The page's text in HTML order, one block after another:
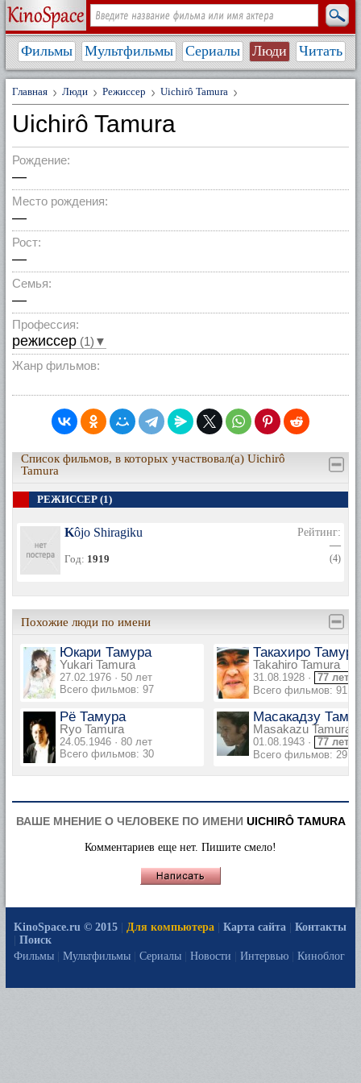
Фильмы Мультфильмы Сериалы Люди Читать
Главная Люди Режиссер Uichirô Tamura
Uichirô Tamura
Рождение:
—
Место рождения:
—
Рост:
—
Семья:
—
Профессия:
режиссер (1)▼
Жанр фильмов:
Список фильмов, в которых участвовал(а) Uichirô
Tamura
РЕЖИССЕР (1)
Kôjo Shiragiku
Год: 1919
Рейтинг:
—
(4)
Похожие люди по имени
Юкари Тамура
Yukari Tamura
27.02.1976 · 50 лет
Всего фильмов: 97
Такахиро Тамура
Takahiro Tamura
31.08.1928 · 77 лет
Всего фильмов: 91
Рё Тамура
Ryo Tamura
24.05.1946 · 80 лет
Всего фильмов: 30
Масакадзу
Masakazu Tamura
01.08.1943 · 77 лет
Всего фильмов: 29
ВАШЕ МНЕНИЕ О ЧЕЛОВЕКЕ ПО ИМЕНИ UICHIRÔ TAMURA
Комментариев еще нет. Пишите смело!
KinoSpace.ru © 2015 Для компьютера Карта сайта
Контакты
Поиск
Фильмы
Мультфильмы Сериалы Новости Интервью Киноблог